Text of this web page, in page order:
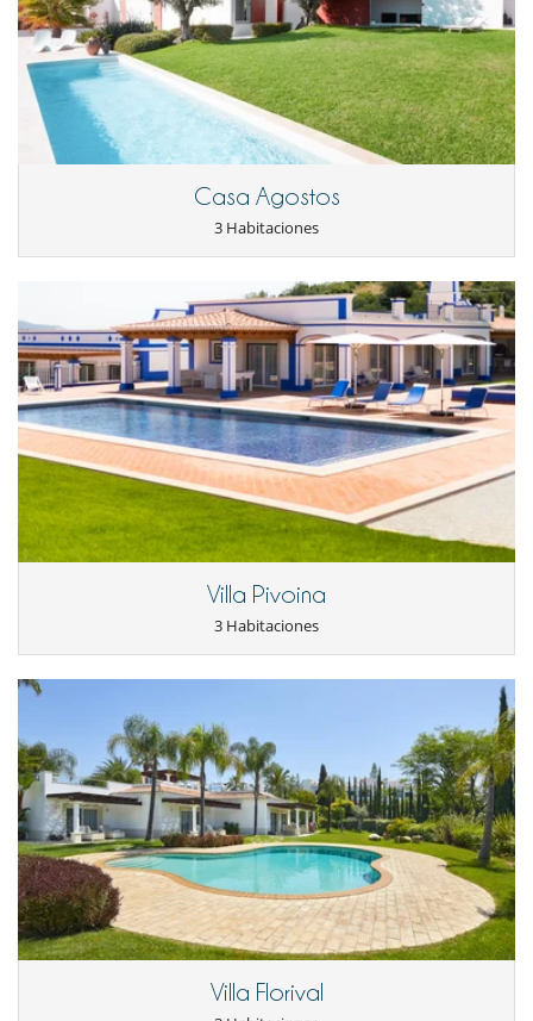
Casa Agostos
3 Habitaciones
Villa Pivoina
3 Habitaciones
Villa Florival